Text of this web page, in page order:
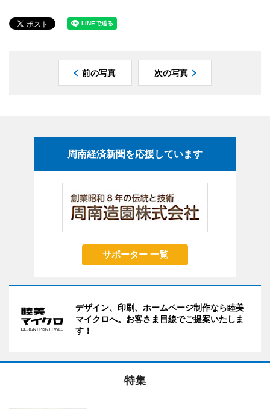
前の写真 次の写真
周南経済新聞を応援しています
サポーター 一覧
デザイン、印刷、ホームページ制作なら睦美
マイクロへ。お客さま目線でご提案いたしま
す！
特集